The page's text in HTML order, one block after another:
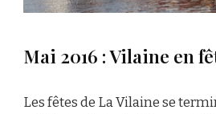
Mai 2016 : Vilaine en
Les fêtes de La Vilaine se